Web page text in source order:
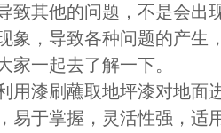
致其他的问题，不是会出
象，导致各种问题的产生
家一起去了解一下。
用漆刷蘸取地坪漆对地面
易于掌握，灵活性强，适